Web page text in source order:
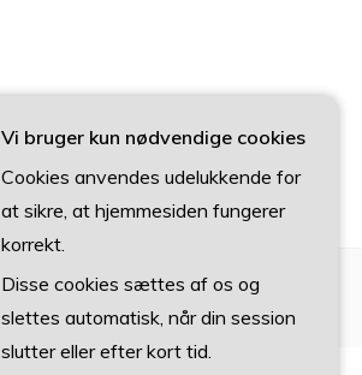
Vi bruger kun nødvendige cookies
Cookies anvendes udelukkende for
at sikre, at hjemmesiden fungerer
korrekt.
Disse cookies sættes af os og
slettes automatisk, når din session
slutter eller efter kort tid.